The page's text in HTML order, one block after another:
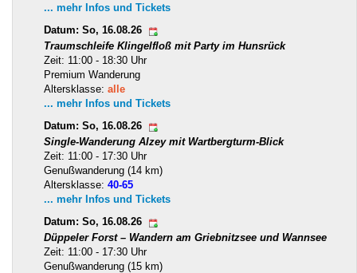
... mehr Infos und Tickets
Datum: So, 16.08.26
Traumschleife Klingelfloß mit Party im Hunsrück
Zeit: 11:00 - 18:30 Uhr
Premium Wanderung
Altersklasse: alle
... mehr Infos und Tickets
Datum: So, 16.08.26
Single-Wanderung Alzey mit Wartbergturm-Blick
Zeit: 11:00 - 17:30 Uhr
Genußwanderung (14 km)
Altersklasse: 40-65
... mehr Infos und Tickets
Datum: So, 16.08.26
Düppeler Forst – Wandern am Griebnitzsee und Wannsee
Zeit: 11:00 - 17:30 Uhr
Genußwanderung (15 km)